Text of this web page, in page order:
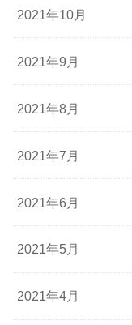
2021年10月
2021年9月
2021年8月
2021年7月
2021年6月
2021年5月
2021年4月